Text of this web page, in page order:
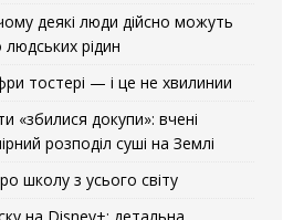
деякі люди дійсно можуть
рідин
тостері — і це не хвилинии
«збилися докупи»: вчені
розподіл суші на Землі
школу з усього світу